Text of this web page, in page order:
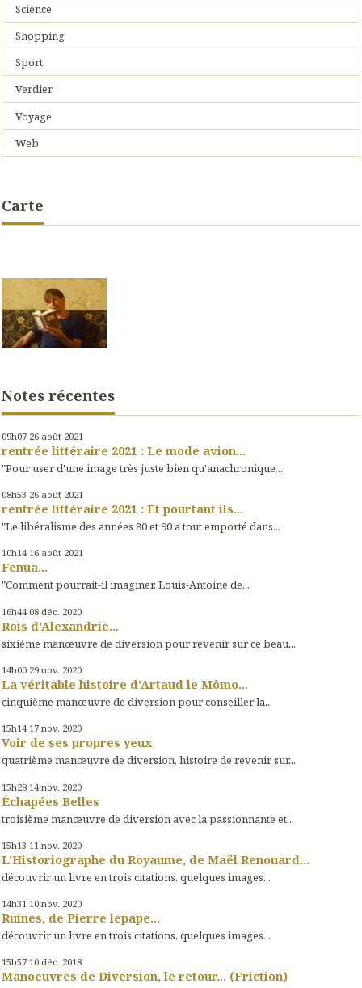
Science
Shopping
Sport
Verdier
Voyage
Web
Carte
Notes récentes
09h07 26 août 2021
rentrée littéraire 2021 : Le mode avion...
"Pour user d'une image très juste bien qu'anachronique,...
08h53 26 août 2021
rentrée littéraire 2021 : Et pourtant ils...
"Le libéralisme des années 80 et 90 a tout emporté dans...
10h14 16 août 2021
Fenua...
"Comment pourrait-il imaginer, Louis-Antoine de...
16h44 08 déc. 2020
Rois d'Alexandrie...
sixième manœuvre de diversion pour revenir sur ce beau...
14h00 29 nov. 2020
La véritable histoire d'Artaud le Mômo...
cinquième manœuvre de diversion pour conseiller la...
15h14 17 nov. 2020
Voir de ses propres yeux
quatrième manœuvre de diversion, histoire de revenir sur...
15h28 14 nov. 2020
Échapées Belles
troisième manœuvre de diversion avec la passionnante et...
15h13 11 nov. 2020
L'Historiographe du Royaume, de Maël Renouard...
découvrir un livre en trois citations, quelques images...
14h31 10 nov. 2020
Ruines, de Pierre lepape...
découvrir un livre en trois citations, quelques images...
15h57 10 déc. 2018
Manoeuvres de Diversion, le retour... (Friction)